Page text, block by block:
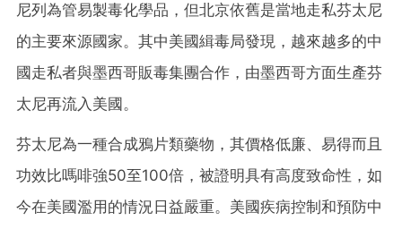
尼列為管易製毒化學品，但北京依舊是當地走私芬太尼
的主要來源國家。其中美國緝毒局發現，越來越多的中
國走私者與墨西哥販毒集團合作，由墨西哥方面生產芬
太尼再流入美國。
芬太尼為一種合成鴉片類藥物，其價格低廉、易得而且
功效比嗎啡強50至100倍，被證明具有高度致命性，如
今在美國濫用的情況日益嚴重。美國疾病控制和預防中